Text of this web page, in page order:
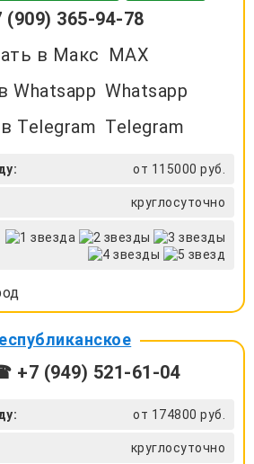
365-94-78
MAX
Whatsapp
Telegram
от 115000 руб.
круглосуточно
+7 (949) 521-61-04
от 174800 руб.
круглосуточно